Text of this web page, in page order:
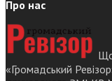
Про нас
«Громадський